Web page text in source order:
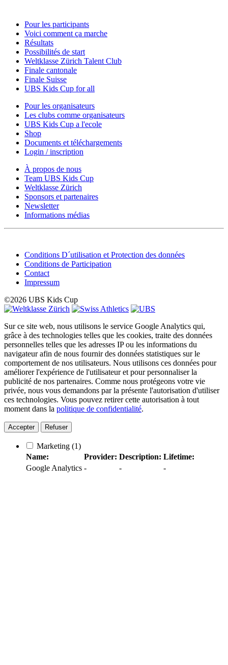
Pour les participants
Voici comment ça marche
Résultats
Possibilités de start
Weltklasse Zürich Talent Club
Finale cantonale
Finale Suisse
UBS Kids Cup for all
Pour les organisateurs
Les clubs comme organisateurs
UBS Kids Cup a l'ecole
Shop
Documents et téléchargements
Login / inscription
À propos de nous
Team UBS Kids Cup
Weltklasse Zürich
Sponsors et partenaires
Newsletter
Informations médias
Conditions D´utilisation et Protection des données
Conditions de Participation
Contact
Impressum
©2026 UBS Kids Cup
Sur ce site web, nous utilisons le service Google Analytics qui,
grâce à des technologies telles que les cookies, traite des données
personnelles telles que les adresses IP ou les informations du
navigateur afin de nous fournir des données statistiques sur le
comportement de nos utilisateurs. Nous utilisons ces données pour
améliorer l'expérience de l'utilisateur et pour personnaliser la
publicité de nos partenaires. Comme nous protégeons votre vie
privée, nous vous demandons par la présente l'autorisation d'utiliser
ces technologies. Vous pouvez retirer cette autorisation à tout
moment dans la politique de confidentialité.
Accepter Refuser
Marketing (1)
Name:
Provider: Description: Lifetime:
Google Analytics - - -